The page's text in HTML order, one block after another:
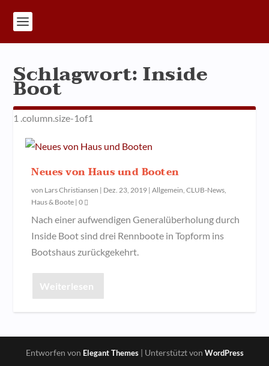
Schlagwort:Inside
Boot
Neues von Haus und Booten
von Lars Christiansen | Dez. 23, 2019 |Allgemein,CLUB-News,
Haus & Boote |0
Nach einer aufwendigen Generalüberholung durch
Inside Boot sind drei Rennboote in Topform ins
Bootshaus zurückgekehrt.
Weiterlesen
Entworfen von Elegant Themes| Unterstützt von WordPress